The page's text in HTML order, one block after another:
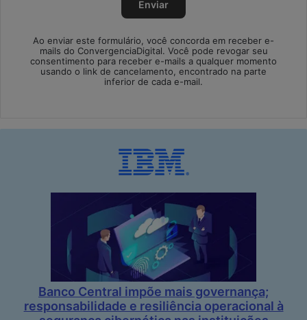
Ao enviar este formulário, você concorda em receber e-
mails do ConvergenciaDigital. Você pode revogar seu
consentimento para receber e-mails a qualquer momento
usando o link de cancelamento, encontrado na parte
inferior de cada e-mail.
Banco Central impõe mais governança;
responsabilidade e resiliência operacional à